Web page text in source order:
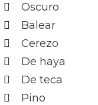
Oscuro
Balear
Cerezo
De haya
De teca
Pino